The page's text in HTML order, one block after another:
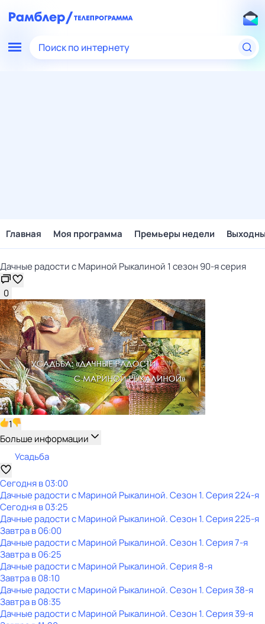
Поиск по интернету
Главная Моя программа Премьеры недели
Дачные радости с Мариной Рыкалиной 1 сезон 90-я серия
0
1
Больше информации
Усадьба
Сегодня в 03:00
Дачные радости с Мариной Рыкалиной. Сезон 1. Серия 224-я
Сегодня в 03:25
Дачные радости с Мариной Рыкалиной. Сезон 1. Серия 225-я
Завтра в 06:00
Дачные радости с Мариной Рыкалиной. Сезон 1. Серия 7-я
Завтра в 06:25
Дачные радости с Мариной Рыкалиной. Серия 8-я
Завтра в 08:10
Дачные радости с Мариной Рыкалиной. Сезон 1. Серия 38-я
Завтра в 08:35
Дачные радости с Мариной Рыкалиной. Сезон 1. Серия 39-я